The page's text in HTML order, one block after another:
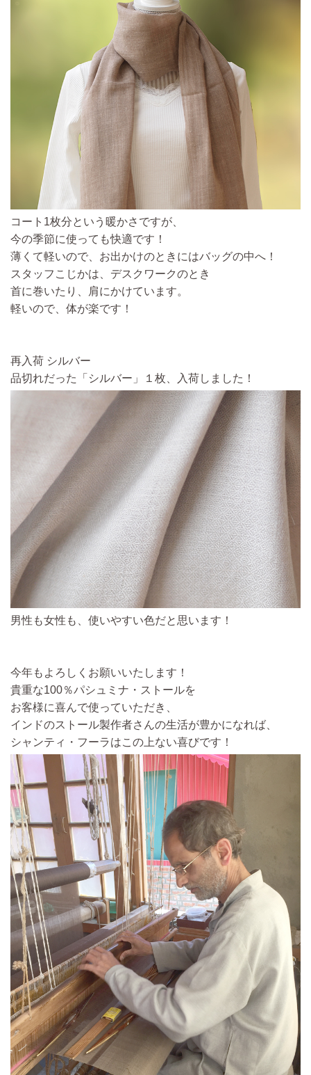
コート1枚分という暖かさですが、
今の季節に使っても快適です！
薄くて軽いので、お出かけのときにはバッグの中へ！
スタッフこじかは、デスクワークのとき
首に巻いたり、肩にかけています。
軽いので、体が楽です！
再入荷 シルバー
品切れだった「シルバー」１枚、入荷しました！
男性も女性も、使いやすい色だと思います！
今年もよろしくお願いいたします！
貴重な100％パシュミナ・ストールを
お客様に喜んで使っていただき、
インドのストール製作者さんの生活が豊かになれば、
シャンティ・フーラはこの上ない喜びです！